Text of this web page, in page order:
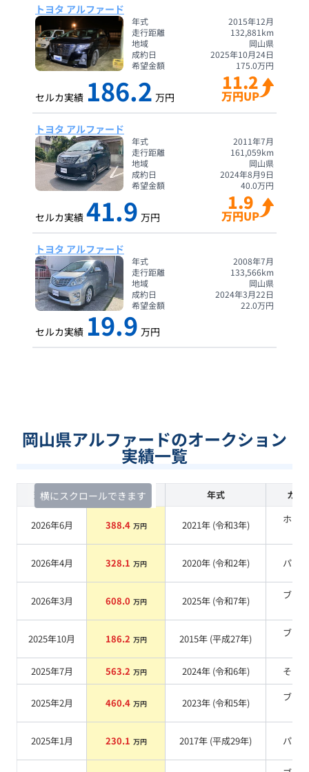
トヨタ アルファード
年式
2015年12月
走行距離
132,881 km
地域
岡山県
成約日
2025年10月24日
希望金額
175.0万円
セルカ実績 186.2 万円
11.2
万円UP
トヨタ アルファード
年式
2011年7月
走行距離
161,059km
地域
岡山県
成約日
2024年8月9日
希望金額
40.0万円
セルカ実績 41.9 万円
1.9
万円UP
トヨタ アルファード
年式
2008年7月
走行距離
133,566km
地域
岡山県
成約日
2024年3月22日
希望金額
22.0万円
セルカ実績 19.9 万円
岡山県アルファードのオークション
実績一覧
横にスクロールできます
査定時期 セルカ実績 年式 カラ
2026年6月 388.4 万円 2021年 (令和3年)
ホワ
2026年4月 328.1 万円 2020年 (令和2年) パール
2026年3月 608.0 万円 2025年 (令和7年)
ブラ
2025年10月 186.2 万円 2015年 (平成27年)
ブラ
2025年7月
563.2 万円 2024年 (令和6年) その他
2025年2月 460.4 万円 2023年 (令和5年)
ブラ
2025年1月 230.1 万円 2017年 (平成29年) パール